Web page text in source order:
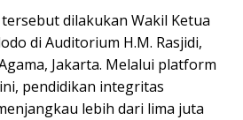
dilakukan Wakil Ketua
di Auditorium H.M. Rasjidi,
Jakarta. Melalui platform
pendidikan integritas
lebih dari lima juta